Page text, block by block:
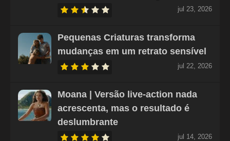
jul 23, 2026
Pequenas Criaturas transforma
mudanças em um retrato sensível
jul 22, 2026
Moana | Versão live-action nada
acrescenta, mas o resultado é
deslumbrante
jul 14, 2026